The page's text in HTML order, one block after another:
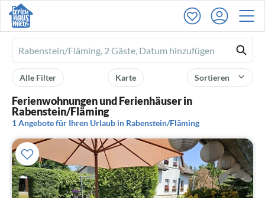
Ferienhausmiete
logo
Sortieren
Karte
Alle Filter
Ferienwohnungen und Ferienhäuser in
Rabenstein/Fläming
1 Angebote für Ihren Urlaub in Rabenstein/Fläming